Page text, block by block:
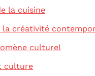
la cuisine
la créativité
culturel
culture